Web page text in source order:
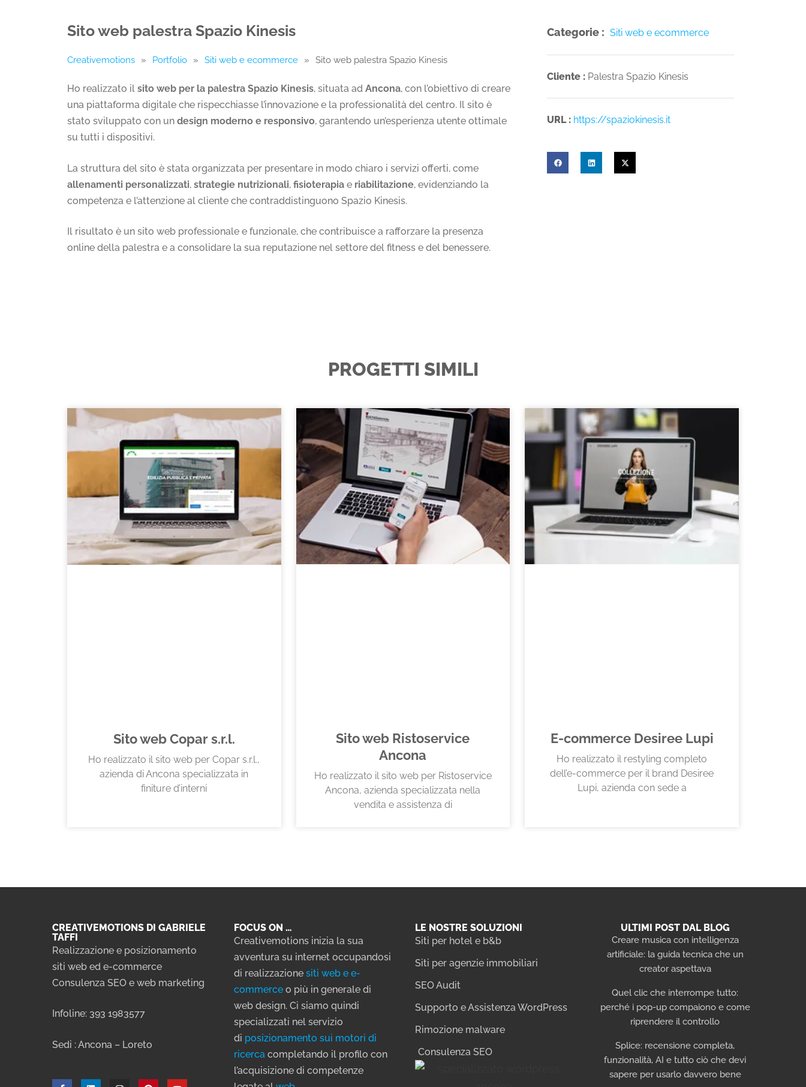
Sito web palestra Spazio Kinesis
Creativemotions » Portfolio » Siti web e ecommerce » Sito web palestra Spazio Kinesis
Ho realizzato il sito web per la palestra Spazio Kinesis, situata ad Ancona, con l’obiettivo di creare
una piattaforma digitale che rispecchiasse l’innovazione e la professionalità del centro. Il sito è
stato sviluppato con un design moderno e responsivo, garantendo un’esperienza utente ottimale
su tutti i dispositivi.
La struttura del sito è stata organizzata per presentare in modo chiaro i servizi offerti, come
allenamenti personalizzati, strategie nutrizionali, fisioterapia e riabilitazione, evidenziando la
competenza e l’attenzione al cliente che contraddistinguono Spazio Kinesis.
Il risultato è un sito web professionale e funzionale, che contribuisce a rafforzare la presenza
online della palestra e a consolidare la sua reputazione nel settore del fitness e del benessere.
Categorie : Siti web e ecommerce
Cliente : Palestra Spazio Kinesis
URL : https://spaziokinesis.it
PROGETTI SIMILI
Sito web Copar s.r.l.
Ho realizzato il sito web per Copar s.r.l.,
azienda di Ancona specializzata in
finiture d’interni
Sito web Ristoservice
Ancona
Ho realizzato il sito web per Ristoservice
Ancona, azienda specializzata nella
vendita e assistenza di
E-commerce Desiree Lupi
Ho realizzato il restyling completo
dell’e-commerce per il brand Desiree
Lupi, azienda con sede a
CREATIVEMOTIONS DI GABRIELE
TAFFI
Realizzazione e posizionamento
siti web ed e-commerce
Consulenza SEO e web marketing
Infoline: 393 1983577
Sedi : Ancona – Loreto
FOCUS ON …
Creativemotions inizia la sua
avventura su internet occupandosi
di realizzazione siti web e e-
commerceo più in generale di
web design. Ci siamo quindi
specializzati nel servizio
di posizionamento sui motori di
ricercacompletando il profilo con
l’acquisizione di competenze
LE NOSTRE SOLUZIONI
Siti per hotel e b&b
Siti per agenzie immobiliari
SEO Audit
Supporto e Assistenza WordPress
Rimozione malware
Consulenza SEO
ULTIMI POST DAL BLOG
Creare musica con intelligenza
artificiale: la guida tecnica che un
creator aspettava
Quel clic che interrompe tutto:
perché i pop-up compaiono e come
riprendere il controllo
Splice: recensione completa,
funzionalità, AI e tutto ciò che devi
sapere per usarlo davvero bene